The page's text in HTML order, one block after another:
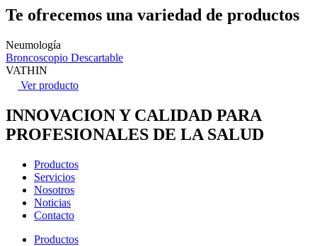
Te ofrecemos una variedad de productos
Neumología
Broncoscopio Descartable
VATHIN
Ver producto
INNOVACION Y CALIDAD PARA
PROFESIONALES DE LA SALUD
Productos
Servicios
Nosotros
Noticias
Contacto
Productos